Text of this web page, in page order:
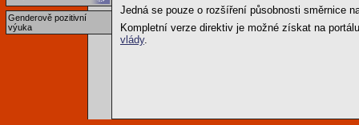
Genderově pozitivní
výuka
Jedná se pouze o rozšíření působnosti směrnice
Kompletní verze direktiv je možné získat na
vlády.